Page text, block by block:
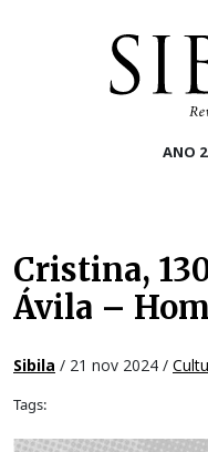
ANO
Cristina,
Ávila –
Sibila / 21 nov 2024 /
Tags: